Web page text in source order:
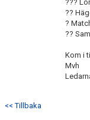
???
??
?
??
Kom i
Mvh
<< Tillbaka